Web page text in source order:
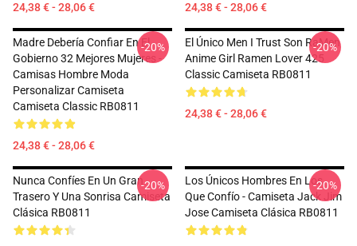
24,38 € - 28,06 € 24,38 € - 28,06 €
Madre Debería Confiar En El
Gobierno 32 Mejores Mujeres -
Camisas Hombre Moda
Personalizar Camiseta
Camiseta Classic RB0811
24,38 € - 28,06 €
-20%
El Único Men I Trust Son RaMen
Anime Girl Ramen Lover 425
Classic Camiseta RB0811
24,38 € - 28,06 €
-20%
Nunca Confíes En Un Gran
Trasero Y Una Sonrisa Camiseta
Clásica RB0811
-20%
Los Únicos Hombres En Los
Que Confío - Camiseta Jack Jim
Jose Camiseta Clásica RB0811
-20%